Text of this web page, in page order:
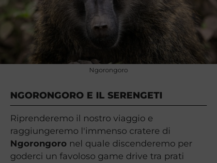
Ngorongoro
NGORONGORO E IL SERENGETI
Riprenderemo il nostro viaggio e
raggiungeremo l'immenso cratere di
Ngorongoro nel quale discenderemo per
goderci un favoloso game drive tra prati